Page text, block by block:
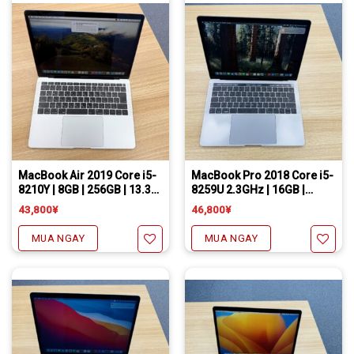
Yêu thích Yêu thích
MacBook Air 2019 Core i5-
8210Y | 8GB | 256GB | 13.3
inch
43,800¥
Yêu thích
MUA NGAY
MacBook Pro 2018 Core i5-
8259U 2.3GHz | 16GB |
256GB | 13.3 inch
46,800¥
MUA NGAY